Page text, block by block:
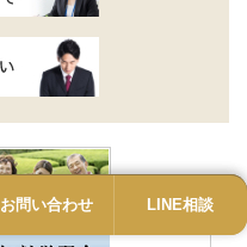
お問い合わせ LINE
お問い合わせ LINE相談